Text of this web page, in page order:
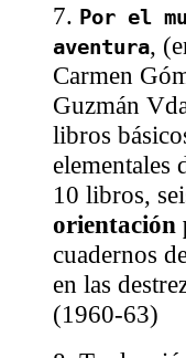
7. Por el
aventura,
Carmen
Guzmán
libros
elementales
10 libros,
orientación
cuadernos
en las
(1960-63)